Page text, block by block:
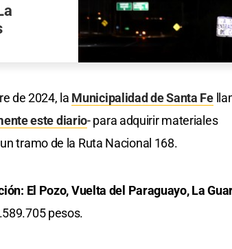
de 2024, la Municipalidad de Santa Fe
este diario- para adquirir materiales
tramo de la Ruta Nacional 168.
El Pozo, Vuelta del Paraguayo, La
pesos.